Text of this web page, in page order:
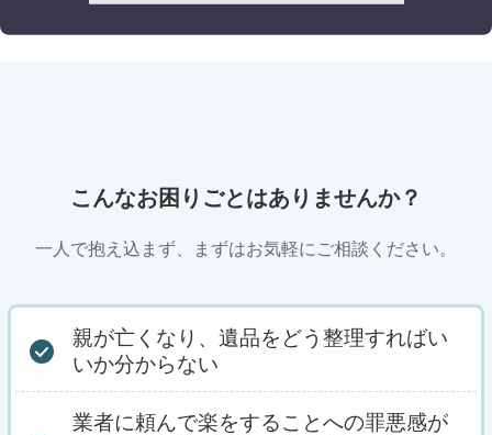
こんなお困りごとはありませんか？
一人で抱え込まず、まずはお気軽にご相談ください。
親が亡くなり、遺品をどう整理すればい
いか分からない
業者に頼んで楽をすることへの罪悪感が